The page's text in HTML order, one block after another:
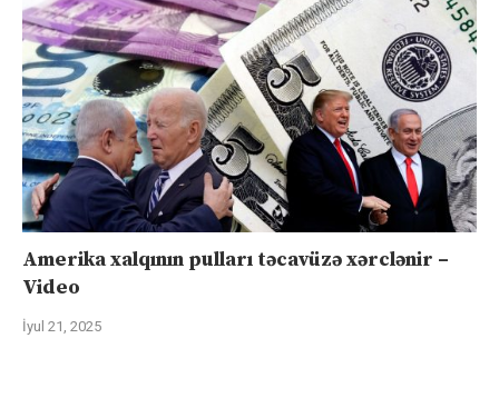
Amerika xalqının pulları təcavüzə xərclənir –
Video
İyul 21, 2025